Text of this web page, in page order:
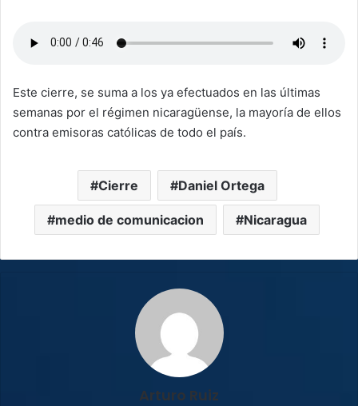
Este cierre, se suma a los ya efectuados en las últimas
semanas por el régimen nicaragüense, la mayoría de ellos
contra emisoras católicas de todo el país.
Cierre Daniel Ortega
medio de comunicacion Nicaragua
Arturo Ruiz